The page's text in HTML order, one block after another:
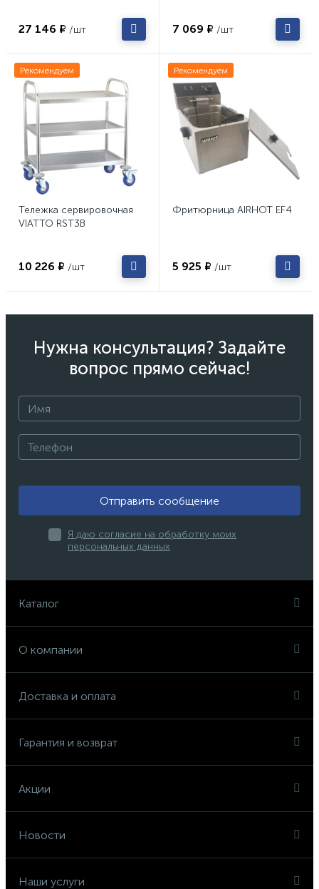
27 146 ₽ /шт 7 069 ₽ /шт
Рекомендуем
Тележка сервировочная
VIATTO RST3B
10 226 ₽ /шт
Рекомендуем
Фритюрница AIRHOT EF4
5 925 ₽ /шт
Нужна консультация? Задайте
вопрос прямо сейчас!
Отправить сообщение
Я даю согласие на обработку моих
персональных данных
Каталог
О компании
Доставка и оплата
Гарантия и возврат
Акции
Новости
Наши услуги